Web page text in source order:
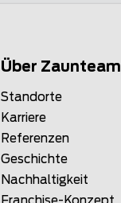
Über Zaunteam
Standorte
Karriere
Referenzen
Geschichte
Nachhaltigkeit